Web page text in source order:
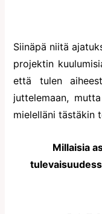
Siinäpä niitä
projektin
että tulen
juttelemaan,
mielelläni tästäkin
Millaisia